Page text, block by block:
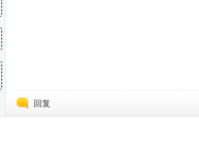
回复